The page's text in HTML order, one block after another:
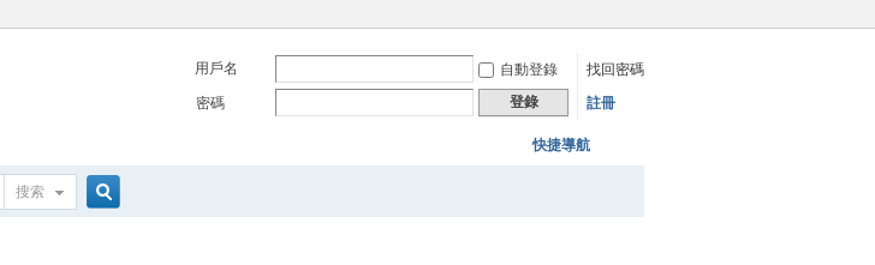
用戶名 自動登錄
找回密碼
密碼
登錄 註冊
快捷導航
搜索